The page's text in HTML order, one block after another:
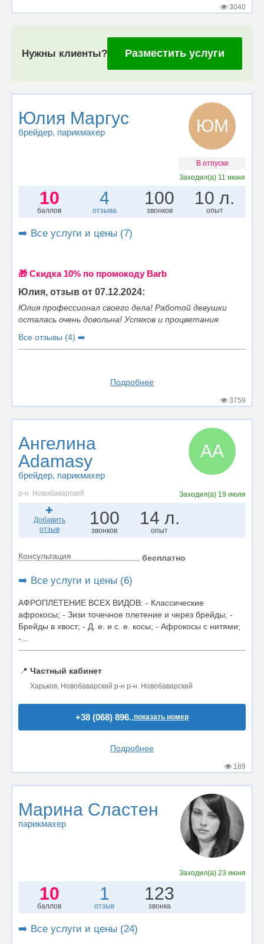
3040
Нужны клиенты? Разместить услуги
Юлия Маргус
брейдер, парикмахер ЮМ
В отпуске
Заходил(а) 11 июня
10
баллов
4
отзыва
100
звонков
10 л.
опыт
➡️ Все услуги и цены (7)
🎁 Cкидка 10% по промокоду Barb
Юлия, отзыв от 07.12.2024:
Юлия профессионал своего дела! Работой девушки
осталась очень довольна! Успехов и процветания
Все отзывы (4) ➡️
Подробнее
3759
Ангелина
Adamasy
брейдер, парикмахер
АA
р-н. Новобаварский Заходил(а) 19 июля
Добавить
отзыв
100
звонков
14 л.
опыт
Консультация бесплатно
➡️ Все услуги и цены (6)
АФРОПЛЕТЕНИЕ ВСЕХ ВИДОВ: - Классические
афрокосы; - Зизи точечное плетение и через брейды; -
Брейды в хвост; - Д. е. и с. е. косы; - Афрокосы с нитями;
-...
📍 Частный кабинет
Харьков, Новобаварский р-н р-н. Новобаварский
+38 (068) 896..показать номер
Подробнее
189
Марина Сластен
парикмахер
Заходил(а) 23 июня
10
баллов
1
отзыв
123
звонка
➡️ Все услуги и цены (24)